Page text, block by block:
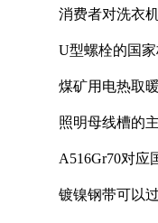
消费者对洗衣
U型螺栓的国
煤矿用电热取
照明母线槽的
A516Gr70对应
镀镍钢带可以